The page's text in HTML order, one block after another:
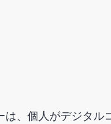
は、個人がデジタ